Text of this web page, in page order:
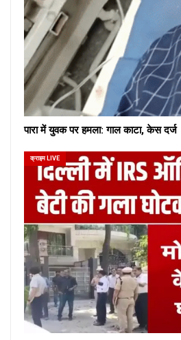
पारा में युवक पर हमला: गाल काटा, केस दर्ज
क्राइम LIVE